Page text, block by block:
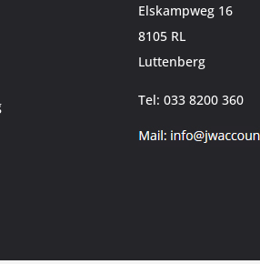
Elskampweg 16
8105 RL
Luttenberg
Tel: 033 8200 360